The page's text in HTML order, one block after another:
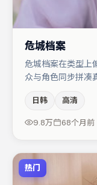
危城档案
危城档案在类型上
众与角色同步拼凑
叙事驱动，沈腾
（视场次而定）。
日韩 高清
9.8万 68个月前
热门